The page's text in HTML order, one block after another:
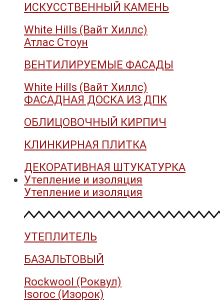
ИСКУССТВЕННЫЙ КАМЕНЬ
White Hills (Вайт Хиллс)
Атлас Стоун
ВЕНТИЛИРУЕМЫЕ ФАСАДЫ
White Hills (Вайт Хиллс)
ФАСАДНАЯ ДОСКА ИЗ ДПК
ОБЛИЦОВОЧНЫЙ КИРПИЧ
КЛИНКИРНАЯ ПЛИТКА
ДЕКОРАТИВНАЯ ШТУКАТУРКА
Утепление и изоляция
Утепление и изоляция
УТЕПЛИТЕЛЬ
БАЗАЛЬТОВЫЙ
Rockwool (Роквул)
Isoroc (Изорок)